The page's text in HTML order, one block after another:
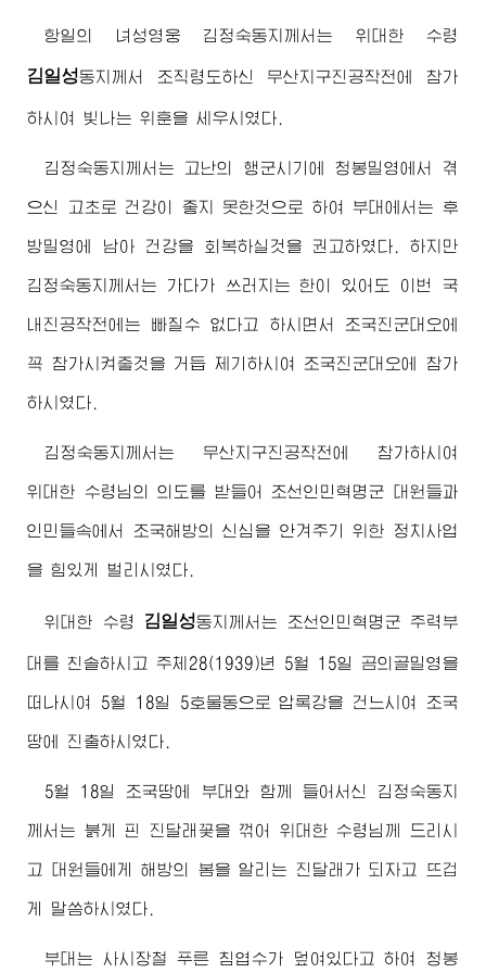
항일의 녀성영웅 김정숙동지 께서는 위대한 수령
김일성동지 께서 조직령도하신 무산지구진공작전에 참가
하시여 빛나는 위훈을 세우시였다.
김정숙동지 께서는 고난의 행군시기에 청봉밀영에서 겪
으신 고초로 건강이 좋지 못한것으로 하여 부대에서는 후
방밀영에 남아 건강을 회복하실것을 권고하였다. 하지만
김정숙동지 께서는 가다가 쓰러지는 한이 있어도 이번 국
내진공작전에는 빠질수 없다고 하시면서 조국진군대오에
꼭 참가시켜줄것을 거듭 제기하시여 조국진군대오에 참가
하시였다.
김정숙동지 께서는 무산지구진공작전에 참가하시여
위대한 수령님 의 의도를 받들어 조선인민혁명군 대원들과
인민들속에서 조국해방의 신심을 안겨주기 위한 정치사업
을 힘있게 벌리시였다.
위대한 수령 김일성동지 께서는 조선인민혁명군 주력부
대를 친솔하시고 주체28(1939)년 5월 15일 곰의골밀영을
떠나시여 5월 18일 5호물동으로 압록강을 건느시여 조국
땅에 진출하시였다.
5월 18일 조국땅에 부대와 함께 들어서신 김정숙동지
께서는 붉게 핀 진달래꽃을 꺾어 위대한 수령님 께 드리시
고 대원들에게 해방의 봄을 알리는 진달래가 되자고 뜨겁
게 말씀하시였다.
부대는 사시장철 푸른 침엽수가 덮여있다고 하여 청봉